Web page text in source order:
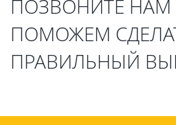
ПОЗВОНИТЕ
ПОМОЖЕМ
ПРАВИЛЬНЫЙ